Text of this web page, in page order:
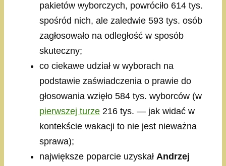
pakietów wyborczych, powróciło 614 tys.
spośród nich, ale zaledwie 593 tys. osób
zagłosowało na odległość w sposób
skuteczny;
co ciekawe udział w wyborach na
podstawie zaświadczenia o prawie do
głosowania wzięło 584 tys. wyborców (w
pierwszej turze 216 tys. — jak widać w
kontekście wakacji to nie jest nieważna
sprawa);
największe poparcie uzyskał Andrzej